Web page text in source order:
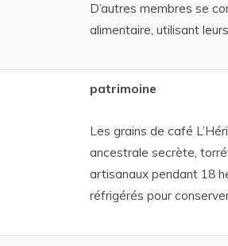
D’autres membres se
alimentaire, utilisant
patrimoine
Les grains de café
ancestrale secrète,
artisanaux pendant 18
réfrigérés pour